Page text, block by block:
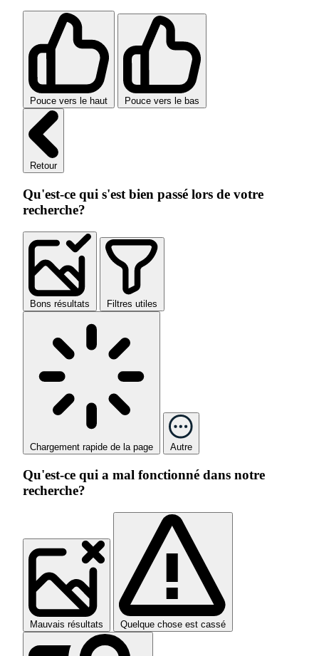
Pouce vers le haut Pouce vers le bas
Retour
Qu'est-ce qui s'est bien passé lors de votre
recherche?
Bons résultats Filtres utiles
Chargement rapide de la page Autre
Qu'est-ce qui a mal fonctionné dans notre
recherche?
Mauvais résultats Quelque chose est cassé